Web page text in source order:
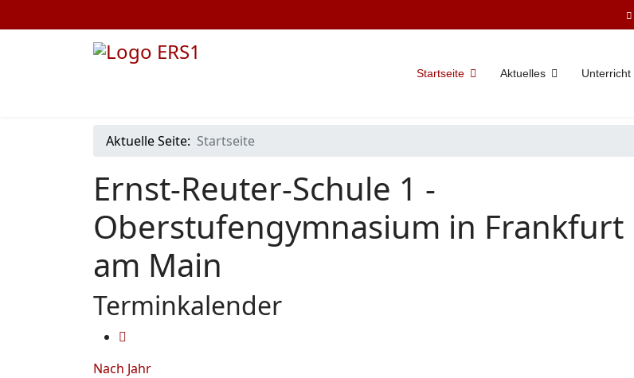
Startseite Aktuelles Unterricht
Aktuelle Seite: Startseite
Ernst-Reuter-Schule 1 -
Oberstufengymnasium in Frankfurt
am Main
Terminkalender
Nach Jahr